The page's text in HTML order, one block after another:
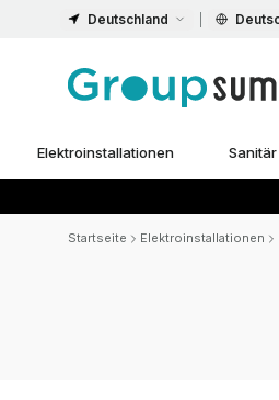
Deutschland
Elektroinstallationen Sanitär
Startseite Elektroinstallationen